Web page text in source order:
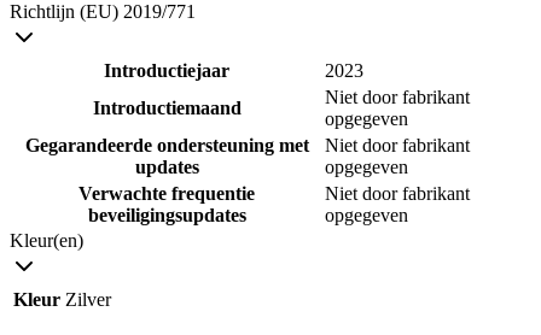
Richtlijn (EU) 2019/771
Introductiejaar
2023
Introductiemaand
Niet door fabrikant
opgegeven
Gegarandeerde ondersteuning met
updates
Niet door fabrikant
opgegeven
Verwachte frequentie
beveiligingsupdates
Niet door fabrikant
opgegeven
Kleur(en)
Kleur Zilver